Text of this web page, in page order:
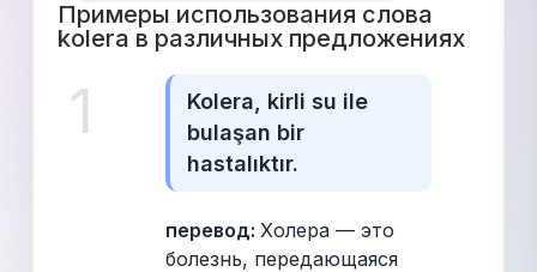
Примеры использования слова
kolera в различных предложениях
1
Kolera, kirli su ile
bulaşan bir
hastalıktır.
перевод: Холера — это
болезнь, передающаяся